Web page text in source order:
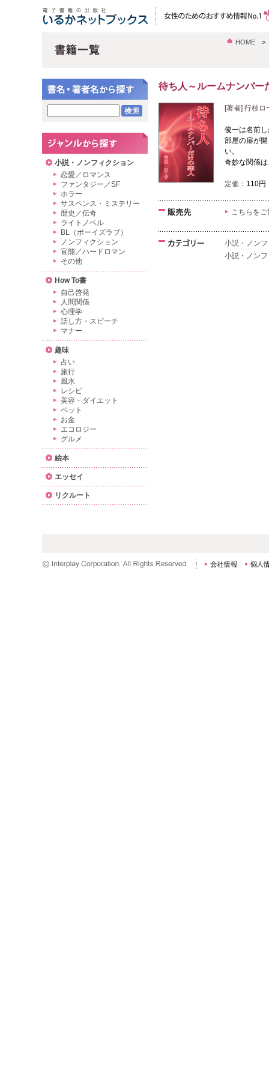
HOME
待ち人～ルームナンバー
[著者] 行枝ロ
俊一は名前
部屋の扉が
い。
奇妙な関係
定価： 110円
こちらを
小説・ノン
小説・ノン
小説・ノンフィクション
恋愛／ロマンス
ファンタジー／SF
ホラー
サスペンス・ミステリー
歴史／伝奇
ライトノベル
BL（ボーイズラブ）
ノンフィクション
官能／ハードロマン
その他
How To書
自己啓発
人間関係
心理学
話し方・スピーチ
マナー
趣味
占い
旅行
風水
レシピ
美容・ダイエット
ペット
お金
エコロジー
グルメ
絵本
エッセイ
リクルート